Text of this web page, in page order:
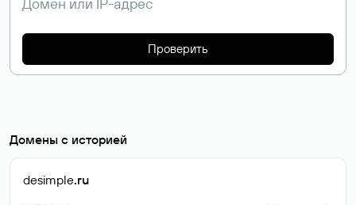
Проверить
Домены с историей
desimple.ru